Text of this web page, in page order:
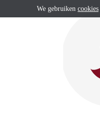
We gebruiken cookies